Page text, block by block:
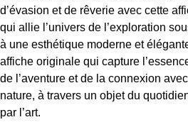
d’évasion et de rêverie avec cette
qui allie l’univers de l’exploration
à une esthétique moderne et
affiche originale qui capture
de l’aventure et de la connexion
nature, à travers un objet du
par l’art.